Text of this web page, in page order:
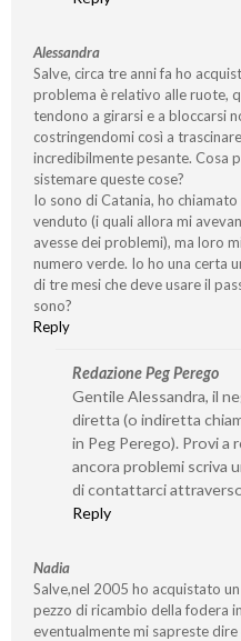
Alessandra
Salve, circa tre anni fa ho
problema è relativo alle ruote,
tendono a girarsi e a bloccarsi
costringendomi così a
incredibilmente pesante. Cosa
sistemare queste cose?
Io sono di Catania, ho chiamato
venduto (i quali allora mi
avesse dei problemi), ma loro
numero verde. Io ho una certa
di tre mesi che deve usare il
sono?
Reply
Redazione Peg Perego
Gentile Alessandra, il
diretta (o indiretta
in Peg Perego). Provi a
ancora problemi scriva
di contattarci
Reply
Nadia
Salve,nel 2005 ho acquistato
pezzo di ricambio della fodera
eventualmente mi sapreste